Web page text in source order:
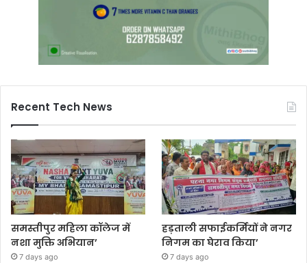
Recent Tech News
समस्तीपुर महिला कॉलेज में
नशा मुक्ति अभियान’
7 days ago
हड़ताली सफाईकर्मियों ने नगर
निगम का घेराव किया’
7 days ago